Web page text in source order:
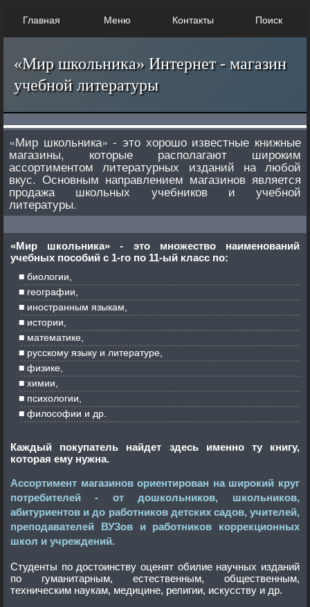
Главная Меню Контакты Поиск
«Мир школьника» Интернет - магазин
учебной литературы
«Мир школьника» - это хорошо известные книжные
магазины, которые располагают широким
ассортиментом литературных изданий на любой
вкус. Основным направлением магазинов является
продажа школьных учебников и учебной
литературы.
«Мир школьника» - это множество наименований
учебных пособий с 1-го по 11-ый класс по:
биологии,
географии,
иностранным языкам,
истории,
математике,
русскому языку и литературе,
физике,
химии,
психологии,
философии и др.
Каждый покупатель найдет здесь именно ту книгу,
которая ему нужна.
Ассортимент магазинов ориентирован на широкий круг
потребителей - от дошкольников, школьников,
абитуриентов и до работников детских садов, учителей,
преподавателей ВУЗов и работников коррекционных
школ и учреждений.
Студенты по достоинству оценят обилие научных изданий
по гуманитарным, естественным, общественным,
техническим наукам, медицине, религии, искусству и др.